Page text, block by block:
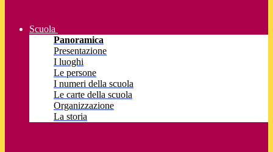
Scuola
Panoramica
Presentazione
I luoghi
Le persone
I numeri della scuola
Le carte della scuola
Organizzazione
La storia